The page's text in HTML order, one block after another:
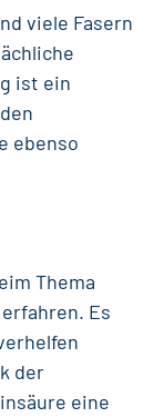
viele Fasern
ist ein
ebenso
Thema
Es
der
eine